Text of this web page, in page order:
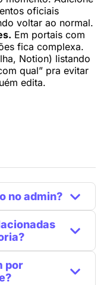
oficiais
voltar ao normal.
Em portais com
fica complexa.
Notion) listando
qual” pra evitar
edita.
no admin?
por